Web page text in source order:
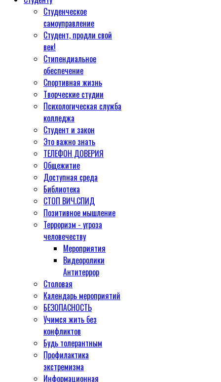
Студенческое
самоуправление
Студент, продли свой
век!
Стипендиальное
обеспечение
Спортивная жизнь
Творческие студии
Психологическая служба
колледжа
Студент и закон
Это важно знать
ТЕЛЕФОН ДОВЕРИЯ
Общежитие
Доступная среда
Библиотека
СТОП ВИЧ.СПИД
Позитивное мышление
Терроризм - угроза
человечеству
Мероприятия
Видеоролики
Антитеррор
Столовая
Календарь мероприятий
БЕЗОПАСНОСТЬ
Учимся жить без
конфликтов
Будь толерантным
Профилактика
экстремизма
Информационная